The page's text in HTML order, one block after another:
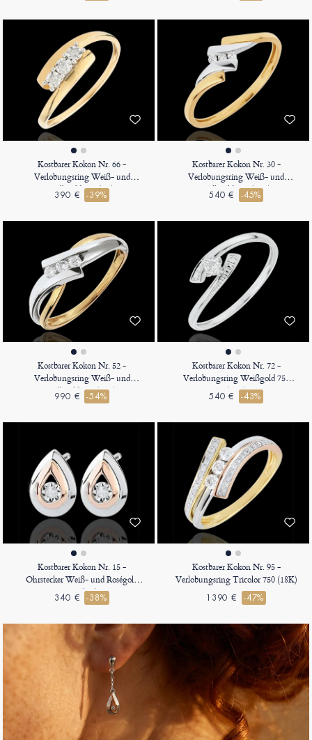
Kostbarer Kokon Nr. 66 -
Verlobungsring Weiß- und
Gelbgold 375 (9K)
390 € -39%
Kostbarer Kokon Nr. 30 -
Verlobungsring Weiß- und
Gelbgold 750 (18K)
540 € -45%
Kostbarer Kokon Nr. 52 -
Verlobungsring Weiß- und
Gelbgold 750 (18K)
990 € -54%
Kostbarer Kokon Nr. 72 -
Verlobungsring Weißgold 750
(18K)
540 € -43%
Kostbarer Kokon Nr. 15 -
Ohrstecker Weiß- und Roségold
375 (9K)
340 € -38%
Kostbarer Kokon Nr. 95 -
Verlobungsring Tricolor 750 (18K)
1390 € -47%